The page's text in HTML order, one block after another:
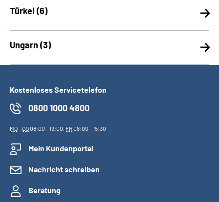
Türkei (6)
Ungarn (3)
Kostenloses Servicetelefon
0800 1000 4800
MO- DO08:00 - 19:00, FR08:00 - 15:30
Mein Kundenportal
Nachricht schreiben
Beratung